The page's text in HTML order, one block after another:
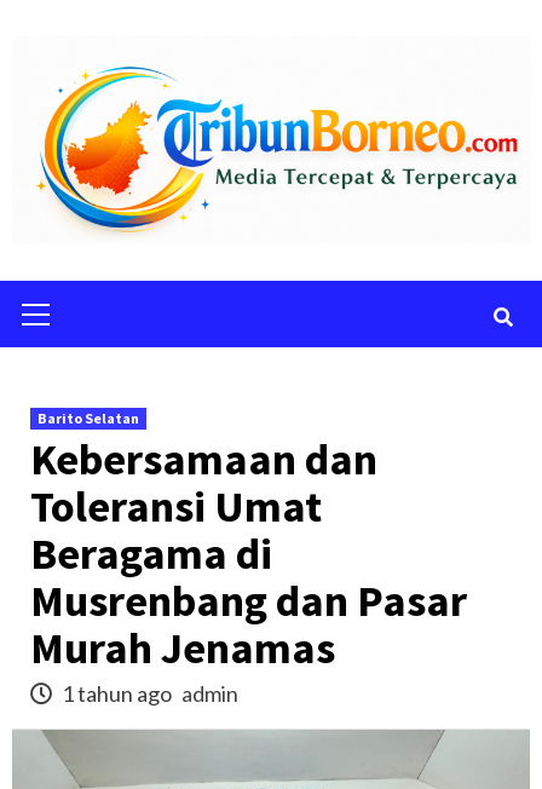
content
Menu
Barito Selatan
Kebersamaan dan
Toleransi Umat
Beragama di
Musrenbang dan Pasar
Murah Jenamas
1 tahun ago admin